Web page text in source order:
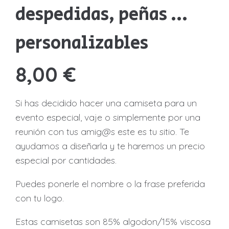
despedidas, peñas ...
personalizables
8,00€
Si has decidido hacer una camiseta para un
evento especial, vaje o simplemente por una
reunión con tus amig@s este es tu sitio. Te
ayudamos a diseñarla y te haremos un precio
especial por cantidades.
Puedes ponerle el nombre o la frase preferida
con tu logo.
Estas camisetas son 85% algodon/15% viscosa